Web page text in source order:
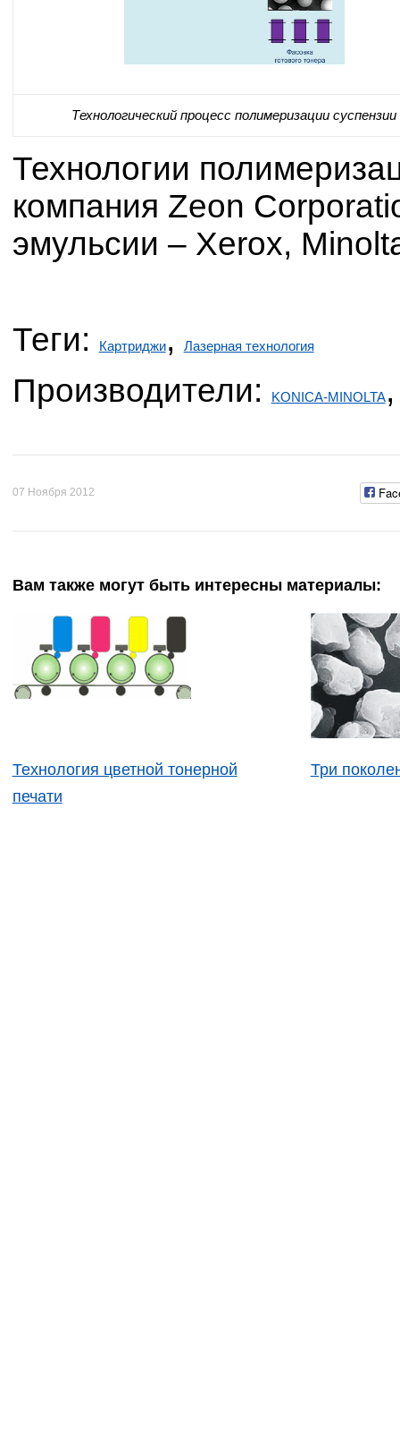
Технологический процесс полимеризации суспензии
Технологии
компания Zeon
эмульсии – Xerox,
Теги: Картриджи, Лазерная технология
Производители: KONICA-MINOLTA
07 Ноября 2012
Вам также могут быть интересны материалы:
Технология цветной тонерной
печати
Три